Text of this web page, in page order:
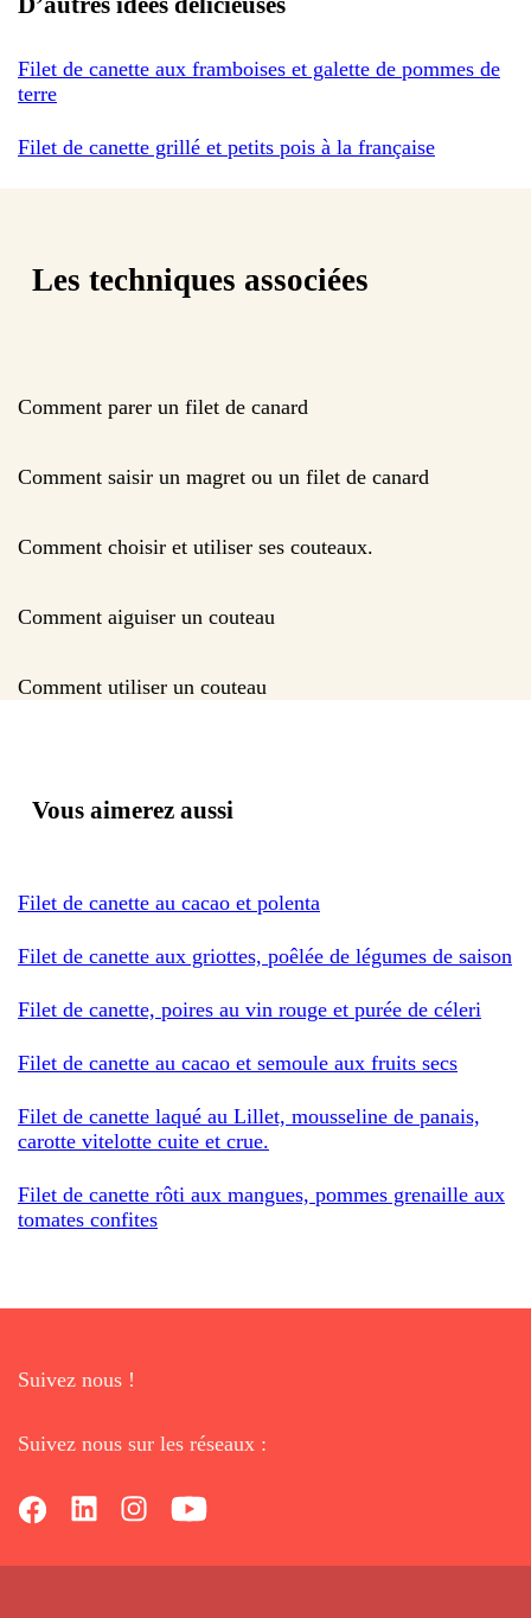
Filet de canette aux framboises et galette de pommes de
terre
Filet de canette grillé et petits pois à la française
Les techniques associées
Comment parer un filet de canard
Comment saisir un magret ou un filet de canard
Comment choisir et utiliser ses couteaux.
Comment aiguiser un couteau
Comment utiliser un couteau
Vous aimerez aussi
Filet de canette au cacao et polenta
Filet de canette aux griottes, poêlée de légumes de saison
Filet de canette, poires au vin rouge et purée de céleri
Filet de canette au cacao et semoule aux fruits secs
Filet de canette laqué au Lillet, mousseline de panais,
carotte vitelotte cuite et crue.
Filet de canette rôti aux mangues, pommes grenaille aux
tomates confites
Suivez nous !
Suivez nous sur les réseaux :